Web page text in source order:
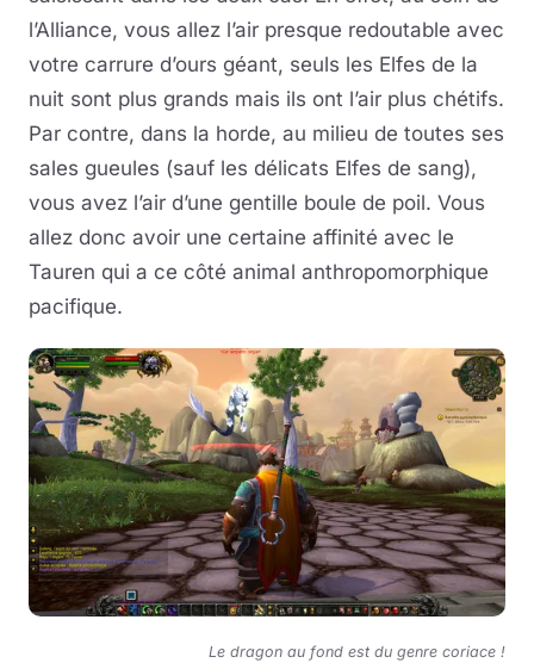
l’Alliance, vous allez l’air presque redoutable avec
votre carrure d’ours géant, seuls les Elfes de la
nuit sont plus grands mais ils ont l’air plus chétifs.
Par contre, dans la horde, au milieu de toutes ses
sales gueules (sauf les délicats Elfes de sang),
vous avez l’air d’une gentille boule de poil. Vous
allez donc avoir une certaine affinité avec le
Tauren qui a ce côté animal anthropomorphique
pacifique.
Le dragon au fond est du genre coriace !